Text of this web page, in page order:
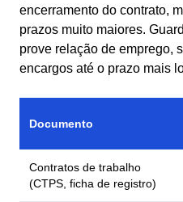
encerramento do contrato,
prazos muito maiores.
prove relação de emprego,
encargos até o prazo mais
Documento
Contratos de trabalho
(CTPS, ficha de registro)